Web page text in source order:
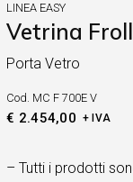
LINEA EASY
Vetrina
Porta Vetro
Cod. MC F 700E V
€ 2.454,00 + IVA
– Tutti i prodotti